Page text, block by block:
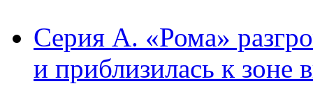
Серия А. «Рома»
и приблизилась к зоне